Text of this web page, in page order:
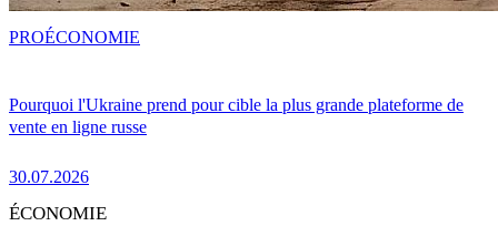
Pourquoi l'Ukraine prend pour cible la plus grande plateforme de
vente en ligne russe
30.07.2026
PROÉCONOMIE
ÉCONOMIE